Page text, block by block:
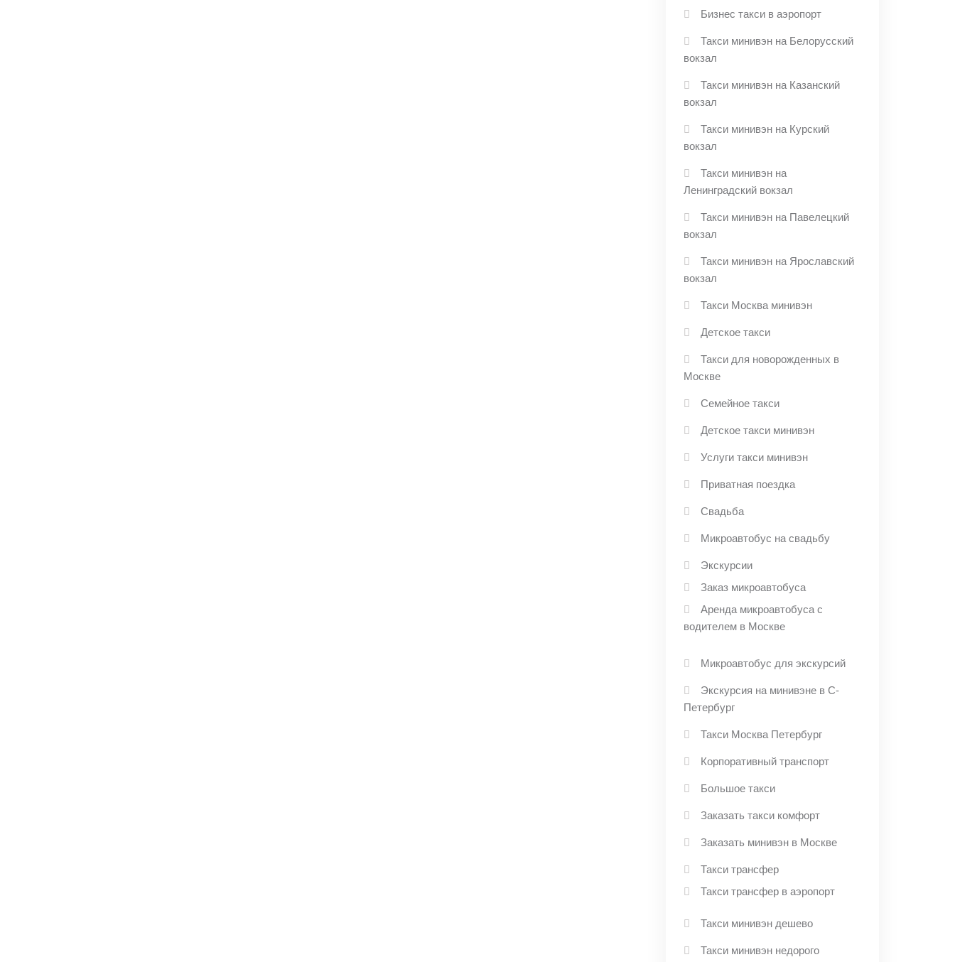
Бизнес такси в аэропорт
Такси минивэн на Белорусский
вокзал
Такси минивэн на Казанский
вокзал
Такси минивэн на Курский
вокзал
Такси минивэн на
Ленинградский вокзал
Такси минивэн на Павелецкий
вокзал
Такси минивэн на Ярославский
вокзал
Такси Москва минивэн
Детское такси
Такси для новорожденных в
Москве
Семейное такси
Детское такси минивэн
Услуги такси минивэн
Приватная поездка
Свадьба
Микроавтобус на свадьбу
Экскурсии
Заказ микроавтобуса
Аренда микроавтобуса с
водителем в Москве
Микроавтобус для экскурсий
Экскурсия на минивэне в С-
Петербург
Такси Москва Петербург
Корпоративный транспорт
Большое такси
Заказать такси комфорт
Заказать минивэн в Москве
Такси трансфер
Такси трансфер в аэропорт
Такси минивэн дешево
Такси минивэн недорого